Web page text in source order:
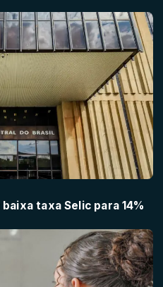
taxa Selic para 14%